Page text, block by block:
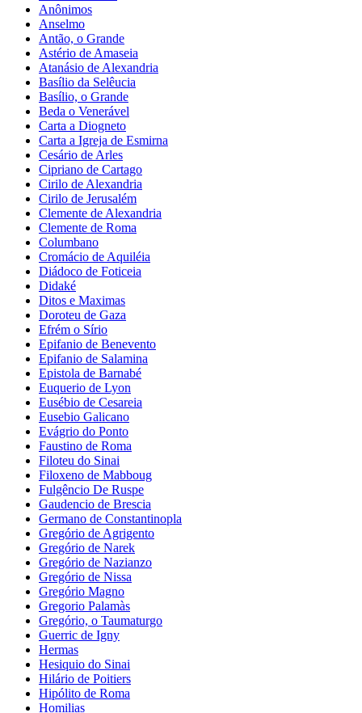
Anônimos
Anselmo
Antão, o Grande
Astério de Amaseia
Atanásio de Alexandria
Basílio da Selêucia
Basílio, o Grande
Beda o Venerável
Carta a Diogneto
Carta a Igreja de Esmirna
Cesário de Arles
Cipriano de Cartago
Cirilo de Alexandria
Cirilo de Jerusalém
Clemente de Alexandria
Clemente de Roma
Columbano
Cromácio de Aquiléia
Diádoco de Foticeia
Didaké
Ditos e Maximas
Doroteu de Gaza
Efrém o Sírio
Epifanio de Benevento
Epifanio de Salamina
Epistola de Barnabé
Euquerio de Lyon
Eusébio de Cesareia
Eusebio Galicano
Evágrio do Ponto
Faustino de Roma
Filoteu do Sinai
Filoxeno de Mabboug
Fulgêncio De Ruspe
Gaudencio de Brescia
Germano de Constantinopla
Gregório de Agrigento
Gregório de Narek
Gregório de Nazianzo
Gregório de Nissa
Gregório Magno
Gregorio Palamàs
Gregório, o Taumaturgo
Guerric de Igny
Hermas
Hesiquio do Sinai
Hilário de Poitiers
Hipólito de Roma
Homilias